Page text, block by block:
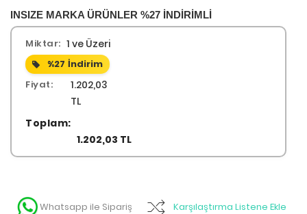
INSIZE MARKA ÜRÜNLER %27 İNDİRİMLİ
Miktar: 1 ve Üzeri
%27 İndirim
Fiyat:
1.202,03
TL
Toplam:
1.202,03 TL
Whatsapp ile Sipariş Karşılaştırma Listene Ekle